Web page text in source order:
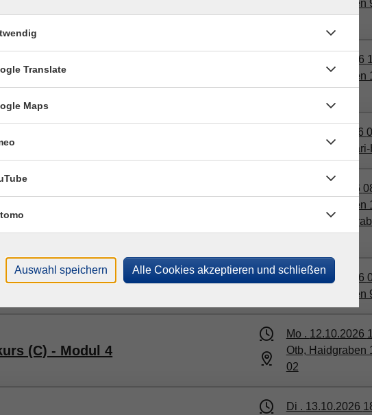
(S) - Orientierungskurs Abend
Otb, Haidgraben
(V) - Orientierungskurs
21.09.2026
Otb, Haidgraben
mit langsamer
- Modul 7
24.09.2026
Otb, Wolf-
(B) - Modul 6
29.09.2026
Otb,
Otb,
(Z) - Orientierungskurs
Mo .12.10.2026
Otb, Haidgraben
(C) - Modul 4
Mo . 12.10.2026
Otb, Haidgraben
02
Di . 13.10.2026
Translate
Maps
Auswahl speichern Alle Cookies akzeptieren und schließen